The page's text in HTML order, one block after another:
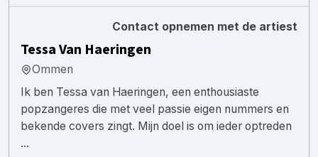
Contact opnemen met de artiest
Tessa Van Haeringen
Ommen
Ik ben Tessa van Haeringen, een enthousiaste
popzangeres die met veel passie eigen nummers en
bekende covers zingt. Mijn doel is om ieder optreden
...